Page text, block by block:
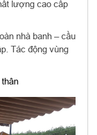
lượng cao cấp
nhà banh – cầu
Tác động vùng